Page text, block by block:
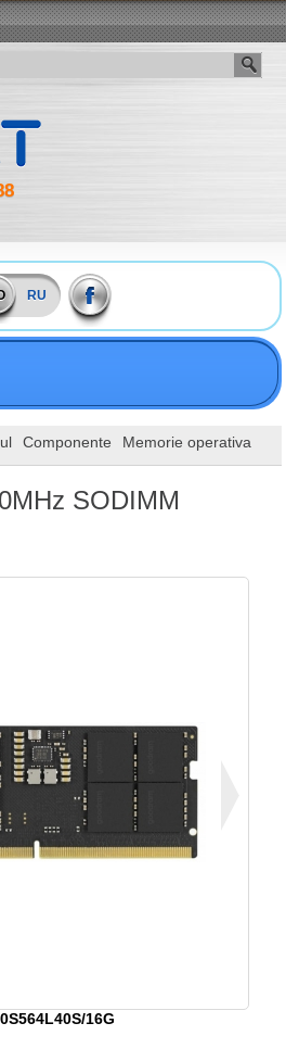
RU
Componente Memorie operativa
SODIMM
16G